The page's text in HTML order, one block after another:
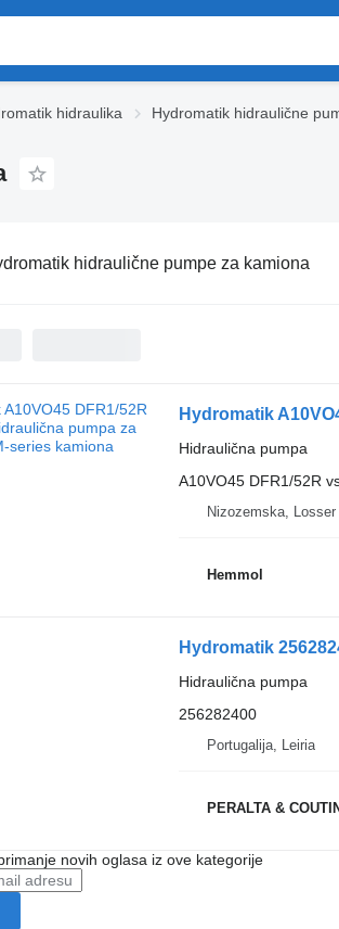
hidraulika Hydromatik hidraulične
hidraulične pumpe za kamiona
Hydromatik
Hidraulična pumpa
A10VO45 DFR1/52R
Nizozemska, Losser
Hemmol
Hydromatik
Hidraulična pumpa
256282400
Portugalija, Leiria
PERALTA &
novih oglasa iz ove kategorije